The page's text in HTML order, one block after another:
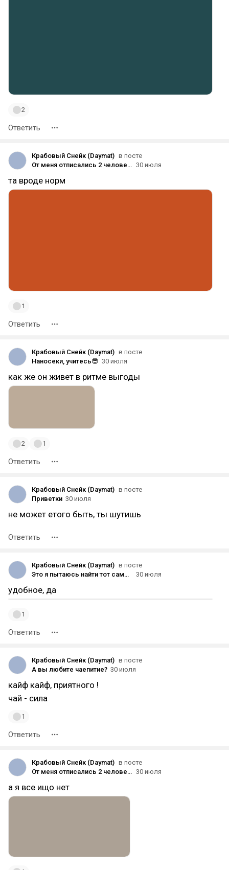
2
Ответить
Крабовый Снейк (Daymat) в посте
От меня отписались 2 человека. Всё ... 30 июля
та вроде норм
1
Ответить
Крабовый Снейк (Daymat) в посте
Наносеки, учитесь😎 30 июля
как же он живет в ритме выгоды
2 1
Ответить
Крабовый Снейк (Daymat) в посте
Приветки 30 июля
не может етого быть, ты шутишь
Ответить
Крабовый Снейк (Daymat) в посте
Это я пытаюсь найти тот самый пост в моих 777 подписках после новой обновы
30 июля
удобное, да
1
Ответить
Крабовый Снейк (Daymat) в посте
А вы любите чаепитие? 30 июля
кайф кайф, приятного !
чай - сила
1
Ответить
Крабовый Снейк (Daymat) в посте
От меня отписались 2 человека. Всё ... 30 июля
а я все ищо нет